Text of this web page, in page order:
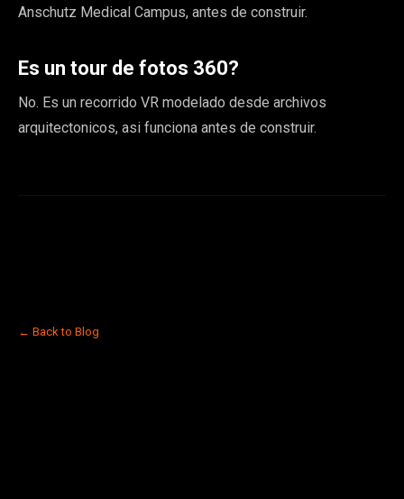
Anschutz Medical Campus, antes de construir.
Es un tour de fotos 360?
No. Es un recorrido VR modelado desde archivos
arquitectonicos, asi funciona antes de construir.
← Back to Blog